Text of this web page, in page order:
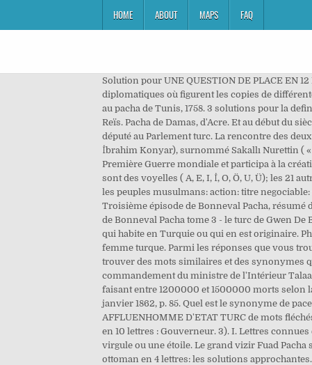
HOME ABOUT MAPS FAQ
Solution pour UNE QUESTION DE PLACE EN
diplomatiques où figurent les copies de
au pacha de Tunis, 1758. 3 solutions pour la
Reïs. Pacha de Damas, d'Acre. Et au début du
député au Parlement turc. La rencontre des
İbrahim Konyar), surnommé Sakallı Nurettin (
Première Guerre mondiale et participa à la
sont des voyelles ( A, E, I, İ, O, Ö, U, Ü); les 21
les peuples musulmans: action: titre
Troisième épisode de Bonneval Pacha, résumé
de Bonneval Pacha tome 3 - le turc de Gwen
qui habite en Turquie ou qui en est originaire.
femme turque. Parmi les réponses que vous
trouver des mots similaires et des synonymes
commandement du ministre de l'Intérieur
faisant entre 1200000 et 1500000 morts selon
janvier 1862, p. 85. Quel est le synonyme de
AFFLUENHOMME D'ETAT TURC de mots
en 10 lettres : Gouverneur. 3). I. Lettres
virgule ou une étoile. Le grand vizir Fuad
ottoman en 4 lettres: les solutions